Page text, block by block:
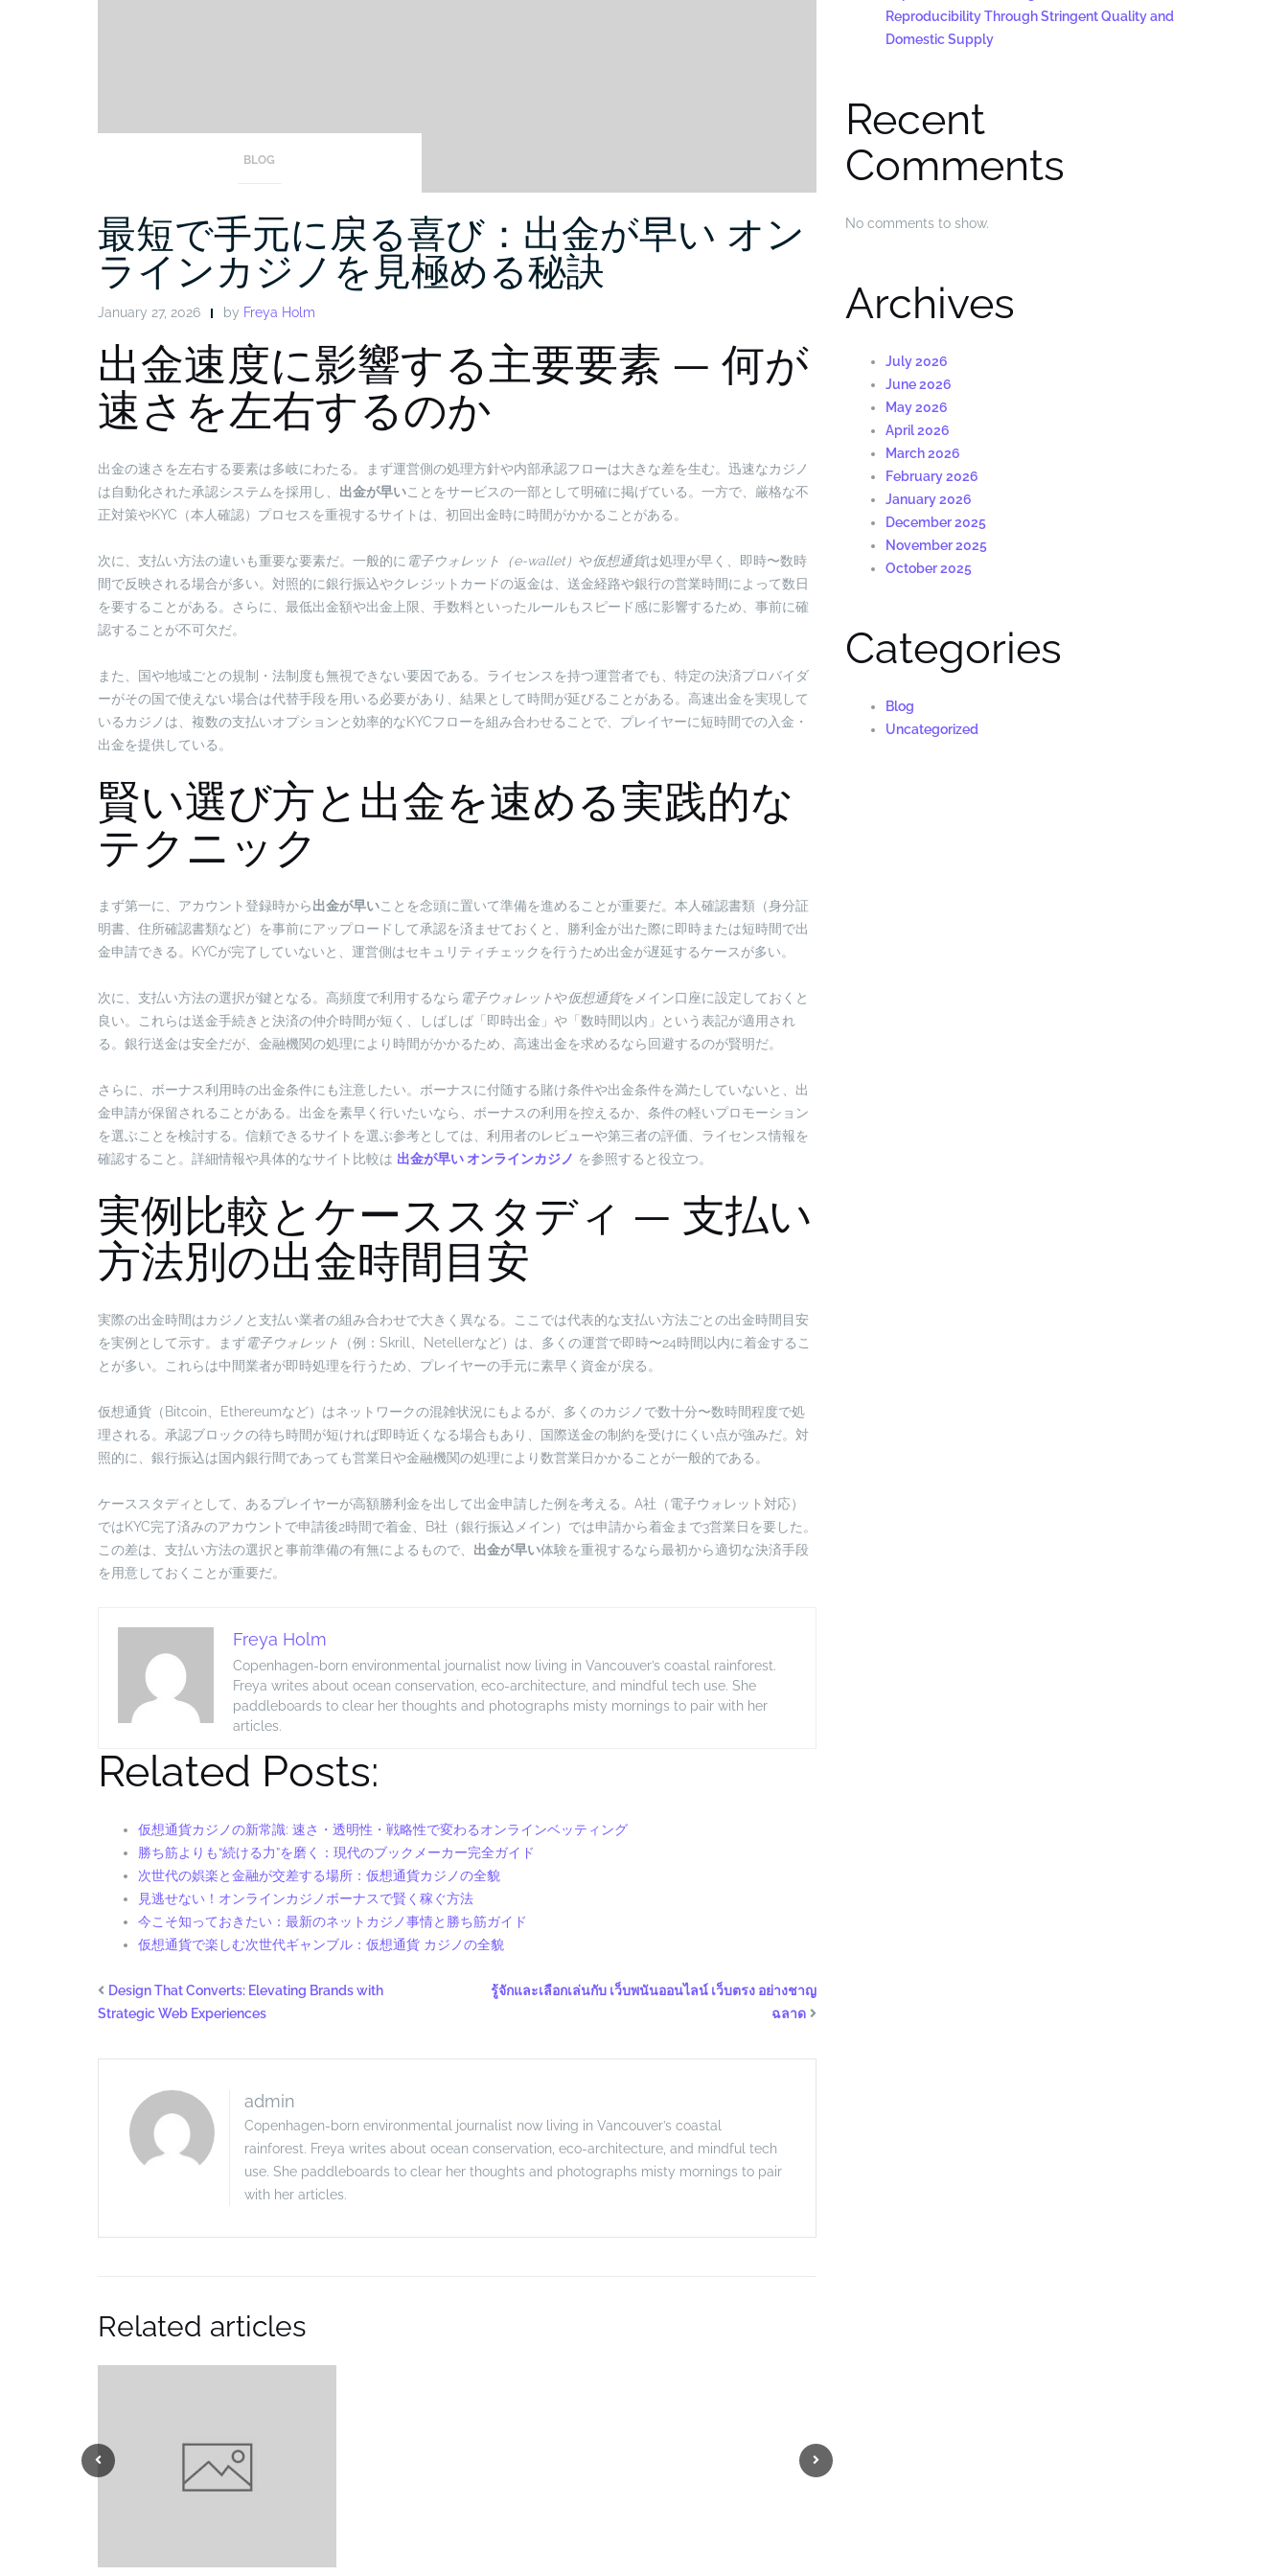
BLOG
最短で手元に戻る喜び：出金が早い オン
ラインカジノを見極める秘訣
January 27, 2026 by Freya Holm
出金速度に影響する主要要素 — 何が
速さを左右するのか
出金の速さを左右する要素は多岐にわたる。まず運営側の処理方針や内部承認フローは大きな差を生む。迅速なカジノ
は自動化された承認システムを採用し、 出金が早いことをサービスの一部として明確に掲げている。一方で、厳格な不
正対策やKYC（本人確認）プロセスを重視するサイトは、初回出金時に時間がかかることがある。
次に、支払い方法の違いも重要な要素だ。一般的に 電子ウォレット（e-wallet） や仮想通貨は処理が早く、即時〜数時
間で反映される場合が多い。対照的に銀行振込やクレジットカードの返金は、送金経路や銀行の営業時間によって数日
を要することがある。さらに、最低出金額や出金上限、手数料といったルールもスピード感に影響するため、事前に確
認することが不可欠だ。
また、国や地域ごとの規制・法制度も無視できない要因である。ライセンスを持つ運営者でも、特定の決済プロバイダ
ーがその国で使えない場合は代替手段を用いる必要があり、結果として時間が延びることがある。高速出金を実現して
いるカジノは、複数の支払いオプションと効率的なKYCフローを組み合わせることで、プレイヤーに短時間での入金・
出金を提供している。
賢い選び方と出金を速める実践的な
テクニック
まず第一に、アカウント登録時から出金が早いことを念頭に置いて準備を進めることが重要だ。本人確認書類（身分証
明書、住所確認書類など）を事前にアップロードして承認を済ませておくと、勝利金が出た際に即時または短時間で出
金申請できる。KYCが完了していないと、運営側はセキュリティチェックを行うため出金が遅延するケースが多い。
次に、支払い方法の選択が鍵となる。高頻度で利用するなら 電子ウォレットや仮想通貨をメイン口座に設定しておくと
良い。これらは送金手続きと決済の仲介時間が短く、しばしば「即時出金」や「数時間以内」という表記が適用され
る。銀行送金は安全だが、金融機関の処理により時間がかかるため、高速出金を求めるなら回避するのが賢明だ。
さらに、ボーナス利用時の出金条件にも注意したい。ボーナスに付随する賭け条件や出金条件を満たしていないと、出
金申請が保留されることがある。出金を素早く行いたいなら、ボーナスの利用を控えるか、条件の軽いプロモーション
を選ぶことを検討する。信頼できるサイトを選ぶ参考としては、利用者のレビューや第三者の評価、ライセンス情報を
確認すること。詳細情報や具体的なサイト比較は 出金が早い オンラインカジノ を参照すると役立つ。
実例比較とケーススタディ — 支払い
方法別の出金時間目安
実際の出金時間はカジノと支払い業者の組み合わせで大きく異なる。ここでは代表的な支払い方法ごとの出金時間目安
を実例として示す。まず電子ウォレット
（例：Skrill、Netellerなど）は、多くの運営で即時〜24時間以内に着金するこ
とが多い。これらは中間業者が即時処理を行うため、プレイヤーの手元に素早く資金が戻る。
仮想通貨（Bitcoin、Ethereumなど）はネットワークの混雑状況にもよるが、多くのカジノで数十分〜数時間程度で処
理される。承認ブロックの待ち時間が短ければ即時近くなる場合もあり、国際送金の制約を受けにくい点が強みだ。対
照的に、銀行振込は国内銀行間であっても営業日や金融機関の処理により数営業日かかることが一般的である。
ケーススタディとして、あるプレイヤーが高額勝利金を出して出金申請した例を考える。A社（電子ウォレット対応）
ではKYC完了済みのアカウントで申請後2時間で着金、B社（銀行振込メイン）では申請から着金まで3営業日を要した。
この差は、支払い方法の選択と事前準備の有無によるもので、 出金が早い体験を重視するなら最初から適切な決済手段
を用意しておくことが重要だ。
Freya Holm
Copenhagen-born environmental journalist now living in Vancouver’s coastal rainforest.
Freya writes about ocean conservation, eco-architecture, and mindful tech use. She
paddleboards to clear her thoughts and photographs misty mornings to pair with her
articles.
Related Posts:
仮想通貨カジノの新常識: 速さ・透明性・戦略性で変わるオンラインベッティング
勝ち筋よりも“続ける力”を磨く：現代のブックメーカー完全ガイド
次世代の娯楽と金融が交差する場所：仮想通貨カジノの全貌
見逃せない！オンラインカジノボーナスで賢く稼ぐ方法
今こそ知っておきたい：最新のネットカジノ事情と勝ち筋ガイド
仮想通貨で楽しむ次世代ギャンブル：仮想通貨 カジノの全貌
Design That Converts: Elevating Brands with
Strategic Web Experiences
รู้จักและเลือกเล่นกับ เว็บพนันออนไลน์ เว็บตรง อย่างชาญ
ฉลาด
admin
Copenhagen-born environmental journalist now living in Vancouver’s coastal
rainforest. Freya writes about ocean conservation, eco-architecture, and mindful tech
use. She paddleboards to clear her thoughts and photographs misty mornings to pair
with her articles.
Related articles
Previous Next
Reproducibility Through Stringent Quality and
Domestic Supply
Recent
Comments
No comments to show.
Archives
July 2026
June 2026
May 2026
April 2026
March 2026
February 2026
January 2026
December 2025
November 2025
October 2025
Categories
Blog
Uncategorized